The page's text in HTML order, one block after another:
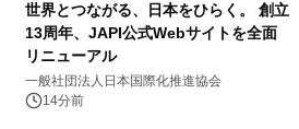
世界とつながる、日本をひらく。 創立
13周年、JAPI公式Webサイトを全面
リニューアル
一般社団法人日本国際化推進協会
14分前